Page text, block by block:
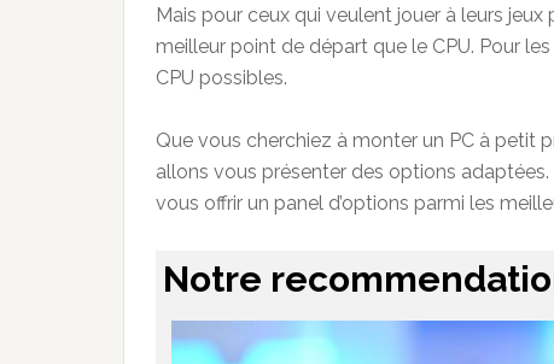
Mais pour ceux qui veulent jouer à leurs
meilleur point de départ que le CPU. Pour
CPU possibles.
Que vous cherchiez à monter un PC à petit
allons vous présenter des options
vous offrir un panel d’options parmi les
Notre